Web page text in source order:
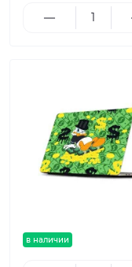
в наличии